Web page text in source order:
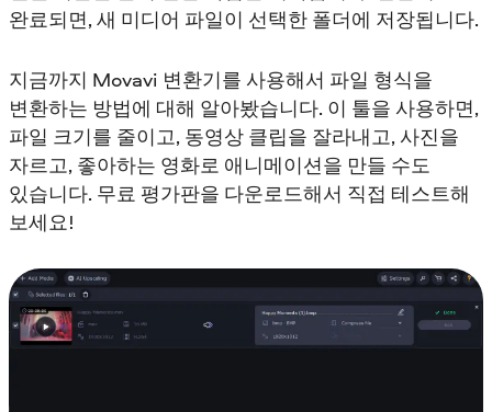
완료되면, 새 미디어 파일이 선택한 폴더에 저장됩니다.
지금까지 Movavi 변환기를 사용해서 파일 형식을
변환하는 방법에 대해 알아봤습니다. 이 툴을 사용하면,
파일 크기를 줄이고, 동영상 클립을 잘라내고, 사진을
자르고, 좋아하는 영화로 애니메이션을 만들 수도
있습니다. 무료 평가판을 다운로드해서 직접 테스트해
보세요!